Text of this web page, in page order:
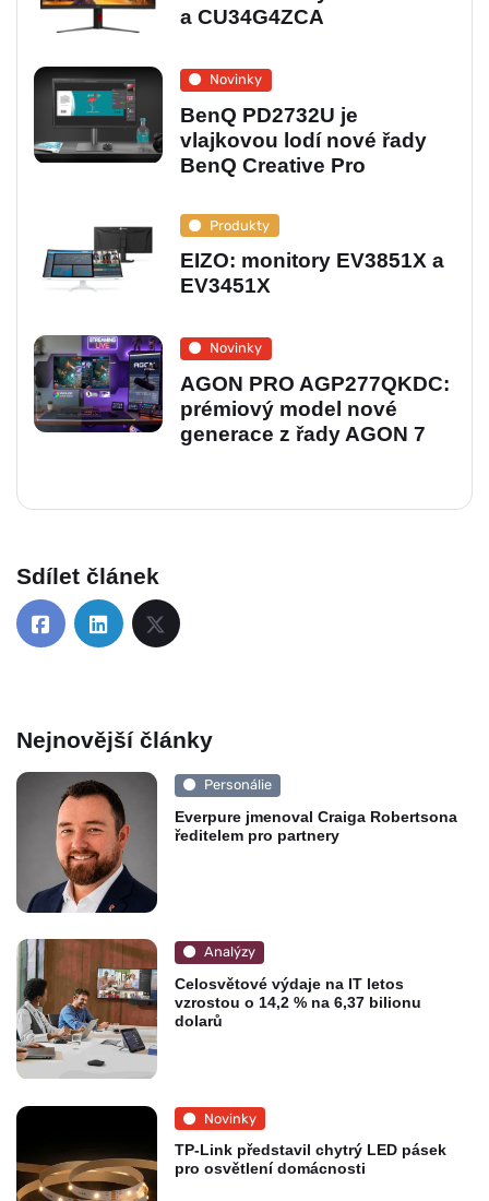
a CU34G4ZCA
Novinky
BenQ PD2732U je
vlajkovou lodí nové řady
BenQ Creative Pro
Produkty
EIZO: monitory EV3851X a
EV3451X
Novinky
AGON PRO AGP277QKDC:
prémiový model nové
generace z řady AGON 7
Sdílet článek
Nejnovější články
Personálie
Everpure jmenoval Craiga Robertsona
ředitelem pro partnery
Analýzy
Celosvětové výdaje na IT letos
vzrostou o 14,2 % na 6,37 bilionu
dolarů
Novinky
TP-Link představil chytrý LED pásek
pro osvětlení domácnosti